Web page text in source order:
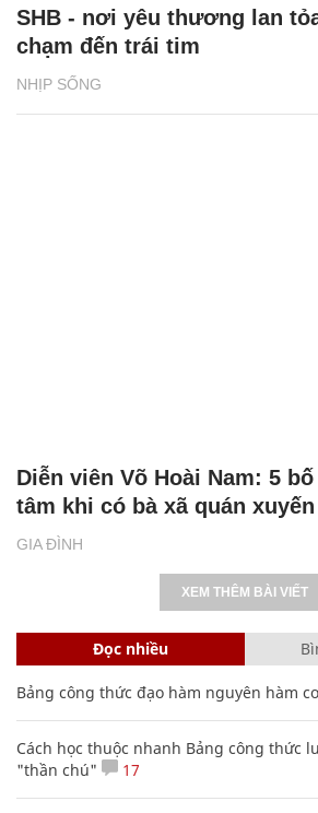
NHỊP SỐNG
SHB - nơi yêu thương lan
chạm đến trái tim
GIA ĐÌNH
Diễn viên Võ Hoài Nam: 5
tâm khi có bà xã quán xuyến
XEM THÊM BÀI VIẾT
Đọc nhiều
Bảng công thức đạo hàm nguyên hàm
Cách học thuộc nhanh Bảng công thức
"thần chú"
17